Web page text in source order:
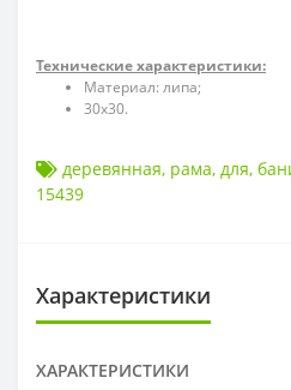
Технические характеристики:
Материал: липа;
30х30.
деревянная, рама, для,
15439
Характеристики
ХАРАКТЕРИСТИКИ